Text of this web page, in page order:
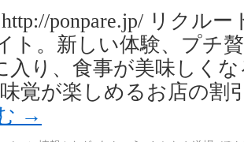
ponpare.jp/ リクル
ト。新しい体験、プチ
入り、食事が美味しく
覚が楽しめるお店の
→